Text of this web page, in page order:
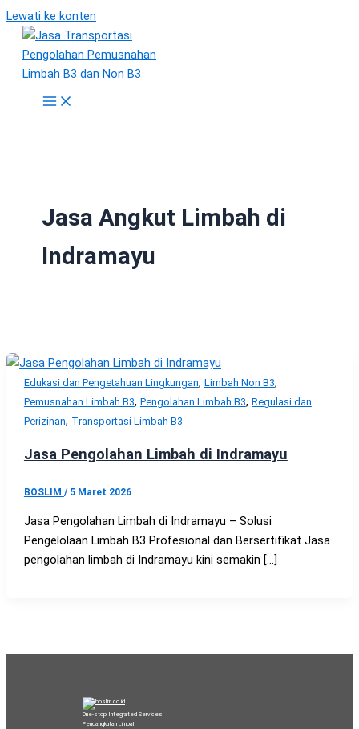
Lewati ke konten
Jasa Angkut Limbah di
Indramayu
Edukasi dan Pengetahuan Lingkungan, Limbah Non B3,
Pemusnahan Limbah B3, Pengolahan Limbah B3, Regulasi dan
Perizinan, Transportasi Limbah B3
Jasa Pengolahan Limbah di Indramayu
BOSLIM / 5 Maret 2026
Jasa Pengolahan Limbah di Indramayu – Solusi
Pengelolaan Limbah B3 Profesional dan Bersertifikat Jasa
pengolahan limbah di Indramayu kini semakin […]
One-stop Integrated Services
Pengangkutan Limbah